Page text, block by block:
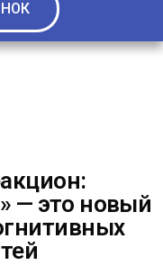
— это новый